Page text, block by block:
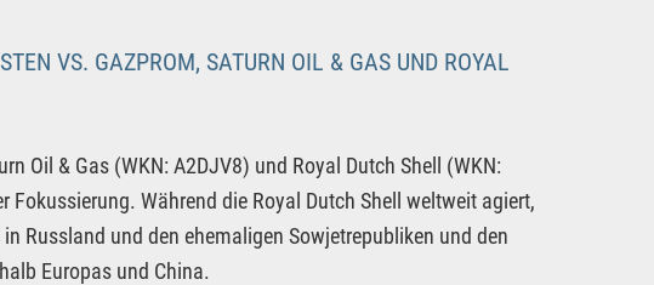
VS. GAZPROM, SATURN OIL & GAS UND ROYAL
Oil & Gas (WKN: A2DJV8) und Royal Dutch Shell (WKN:
Während die Royal Dutch Shell weltweit agiert,
Russland und den ehemaligen Sowjetrepubliken und den
Europas und China.